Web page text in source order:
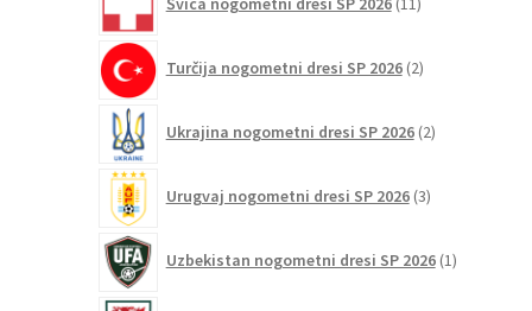
izdelkov
Turčija nogometni dresi SP 2026 2izdelka
Ukrajina nogometni dresi SP 2026 2izdelka
Urugvaj nogometni dresi SP 2026 3izdelki
Uzbekistan nogometni dresi SP 2026 1izdelek